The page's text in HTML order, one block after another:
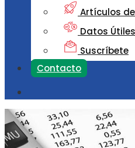
Artículos
Datos Útiles
Suscríbete
Contacto